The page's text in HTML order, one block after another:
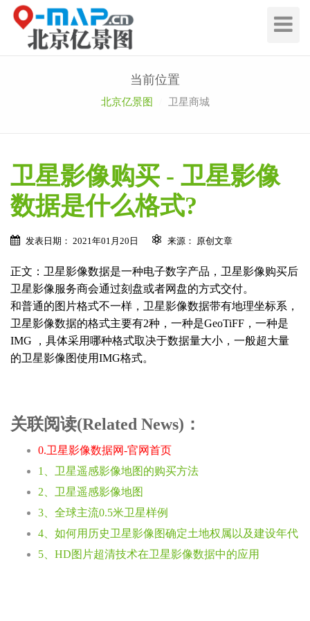
切
导
当前位置
北京亿景图 卫星商城
卫星影像购买 - 卫星影像
数据是什么格式?
发表日期： 2021年01月20日 来源： 原创文章
正文：卫星影像数据是一种电子数字产品，卫星影像购买后
卫星影像服务商会通过刻盘或者网盘的方式交付。
和普通的图片格式不一样，卫星影像数据带有地理坐标系，
卫星影像数据的格式主要有2种，一种是GeoTiFF，一种是
IMG ，具体采用哪种格式取决于数据量大小，一般超大量
的卫星影像图使用IMG格式。
关联阅读(Related News)：
0.卫星影像数据网-官网首页
1、卫星遥感影像地图的购买方法
2、卫星遥感影像地图
3、全球主流0.5米卫星样例
4、如何用历史卫星影像图确定土地权属以及建设年代
5、HD图片超清技术在卫星影像数据中的应用